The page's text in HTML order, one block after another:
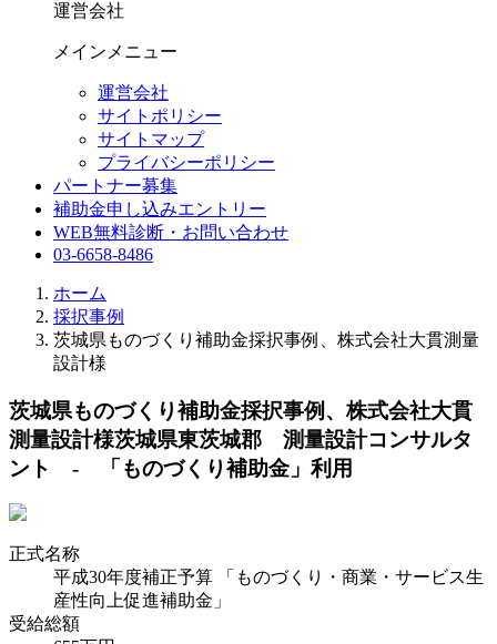
運営会社
メインメニュー
運営会社
サイトポリシー
サイトマップ
プライバシーポリシー
パートナー募集
補助金申し込みエントリー
WEB無料診断・お問い合わせ
03-6658-8486
ホーム
採択事例
茨城県ものづくり補助金採択事例、株式会社大貫測量
設計様
茨城県ものづくり補助金採択事例、株式会社大貫
測量設計様茨城県東茨城郡 測量設計コンサルタ
ント - 「ものづくり補助金」利用
正式名称
平成30年度補正予算 「ものづくり・商業・サービス生
産性向上促進補助金」
受給総額